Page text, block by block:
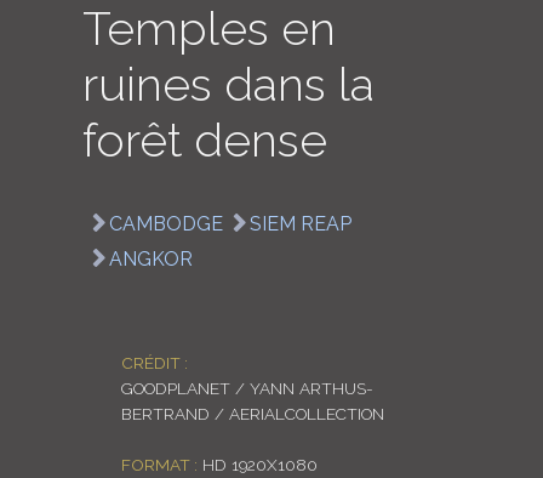
ENGLISH
Temples en
ruines dans la
forêt dense
CAMBODGE
SIEM REAP
ANGKOR
CRÉDIT :
GOODPLANET / YANN ARTHUS-
BERTRAND / AERIALCOLLECTION
FORMAT : HD 1920X1080